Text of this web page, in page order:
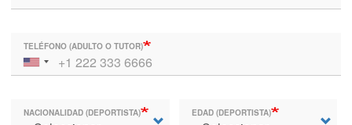
TELÉFONO (ADULTO O TUTOR)
NACIONALIDAD (DEPORTISTA) EDAD (DEPORTISTA)